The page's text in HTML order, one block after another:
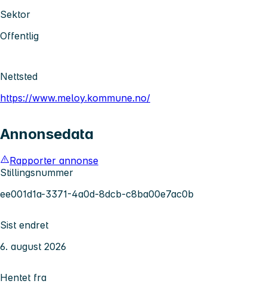
Sektor
Offentlig
Nettsted
https://www.meloy.kommune.no/
Annonsedata
Rapporter annonse
Stillingsnummer
ee001d1a-3371-4a0d-8dcb-c8ba00e7ac0b
Sist endret
6. august 2026
Hentet fra